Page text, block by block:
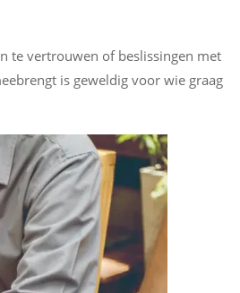
te vertrouwen of beslissingen met
is geweldig voor wie graag